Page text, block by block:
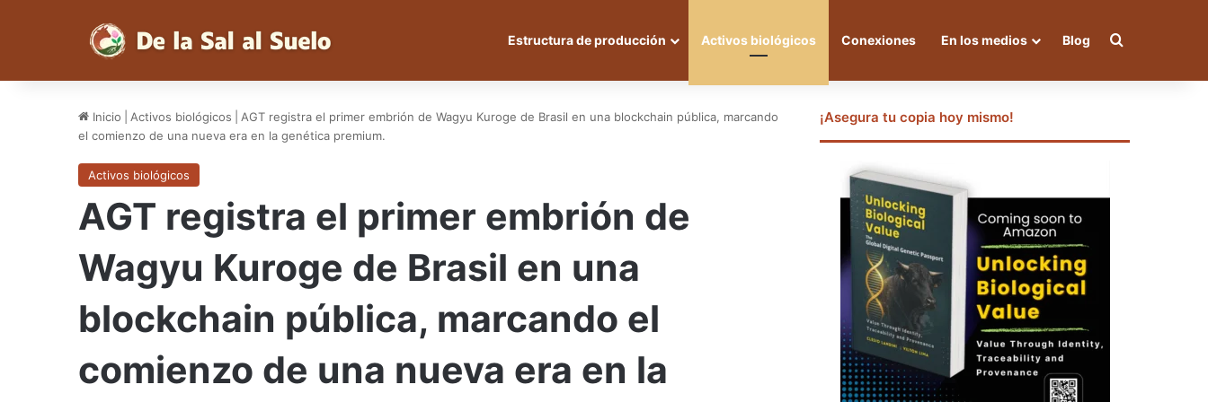
Estructura de producción Activos biológicos Conexiones En los medios Blog Buscar por
Inicio Activos biológicos
AGT registra el primer embrión de Wagyu Kuroge de Brasil en una blockchain pública, marcando
el comienzo de una nueva era en la genética premium.
Activos biológicos
AGT registra el primer embrión de
Wagyu Kuroge de Brasil en una
blockchain pública, marcando el
comienzo de una nueva era en la
¡Asegura tu copia hoy mismo!